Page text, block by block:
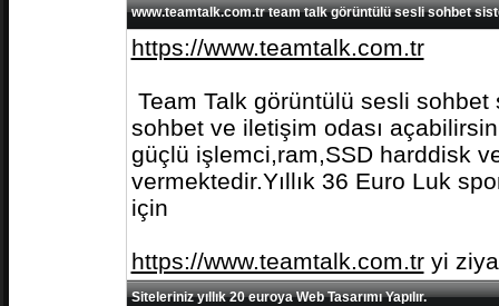
www.teamtalk.com.tr team talk görüntülü sesli sohbet
https://www.teamtalk.com.tr
Team Talk görüntülü sesli
sohbet ve iletişim odası
güçlü işlemci,ram,SSD harddisk
vermektedir.Yıllık 36 Euro Luk
için
https://www.teamtalk.com.tryi
Siteleriniz yıllık 20 euroya Web Tasarımı Yapılır.